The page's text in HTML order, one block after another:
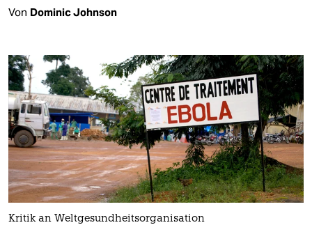
Von Dominic Johnson
Kritik an Weltgesundheitsorganisation